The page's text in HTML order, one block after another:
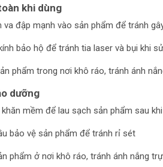
khi dùng
va đập mạnh vào sản phẩm để tránh
bảo hộ để tránh tia laser và bụi khi
phẩm trong nơi khô ráo, tránh ánh
dưỡng
khăn mềm để lau sạch sản phẩm sau
bảo vệ sản phẩm để tránh rỉ sét
phẩm ở nơi khô ráo, tránh ánh nắng